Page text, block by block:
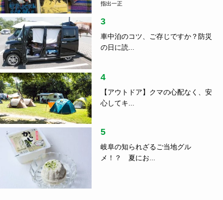
指出一正
3
車中泊のコツ、ご存じですか？防災
の日に読...
4
【アウトドア】クマの心配なく、安
心してキ...
5
岐阜の知られざるご当地グル
メ！？ 夏にお...